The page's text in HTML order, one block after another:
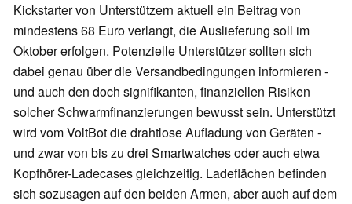
Kickstarter von Unterstützern aktuell ein Beitrag von
mindestens 68 Euro verlangt, die Auslieferung soll im
Oktober erfolgen. Potenzielle Unterstützer sollten sich
dabei genau über die Versandbedingungen informieren -
und auch den doch signifikanten, finanziellen Risiken
solcher Schwarmfinanzierungen bewusst sein. Unterstützt
wird vom VoltBot die drahtlose Aufladung von Geräten -
und zwar von bis zu drei Smartwatches oder auch etwa
Kopfhörer-Ladecases gleichzeitig. Ladeflächen befinden
sich sozusagen auf den beiden Armen, aber auch auf dem